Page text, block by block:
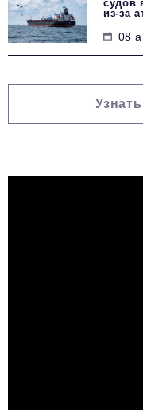
судов
из-за
08